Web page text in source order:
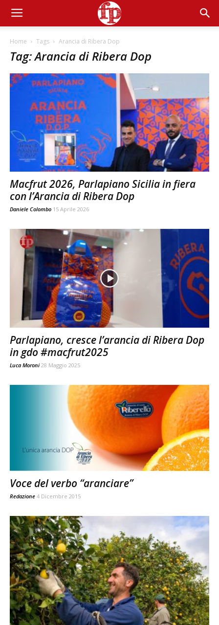
Home Tags Arancia di Ribera Dop
Tag: Arancia di Ribera Dop
Macfrut 2026, Parlapiano Sicilia in fiera
con l’Arancia di Ribera Dop
Daniele Colombo 15 Aprile 2026
Parlapiano, cresce l’arancia di Ribera Dop
in gdo #macfrut2025
Luca Moroni 28 Maggio 2025
Voce del verbo “aranciare”
Redazione 4 Dicembre 2015